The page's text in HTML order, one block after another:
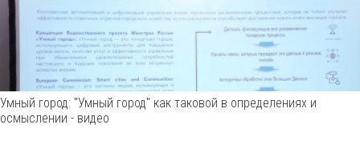
Умный город: "Умный город" как таковой в определениях и
осмыслении - видео